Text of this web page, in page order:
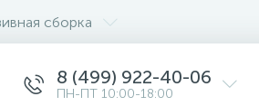
сборка
8 (499) 922-40-06
ПН-ПТ 10:00-18:00